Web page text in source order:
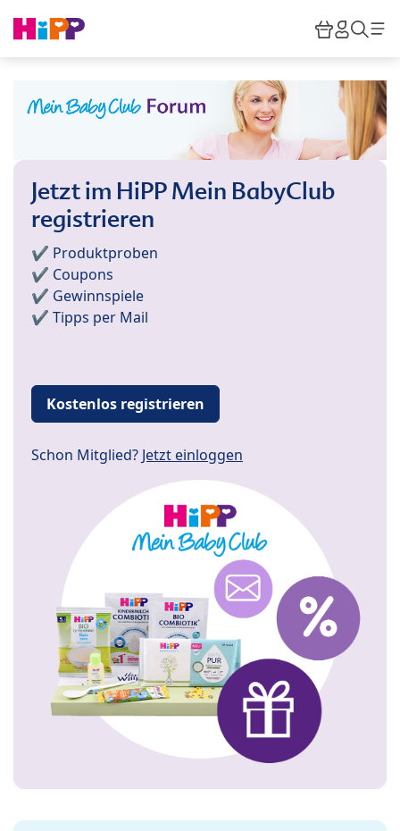
HiPP
Jetzt im HiPP Mein BabyClub
registrieren
✔️ Produktproben
✔️ Coupons
✔️ Gewinnspiele
✔️ Tipps per Mail
Kostenlos registrieren
Schon Mitglied? Jetzt einloggen